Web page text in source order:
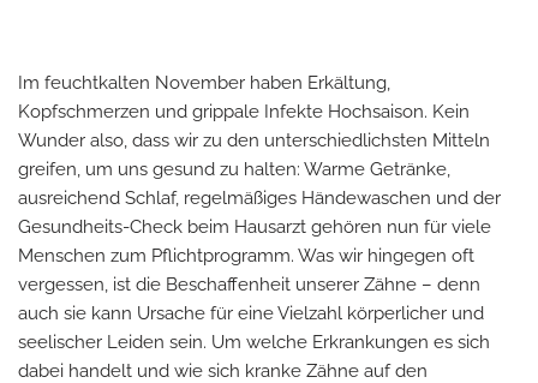
Im feuchtkalten November haben Erkältung,
Kopfschmerzen und grippale Infekte Hochsaison. Kein
Wunder also, dass wir zu den unterschiedlichsten Mitteln
greifen, um uns gesund zu halten: Warme Getränke,
ausreichend Schlaf, regelmäßiges Händewaschen und der
Gesundheits-Check beim Hausarzt gehören nun für viele
Menschen zum Pflichtprogramm. Was wir hingegen oft
vergessen, ist die Beschaffenheit unserer Zähne – denn
auch sie kann Ursache für eine Vielzahl körperlicher und
seelischer Leiden sein. Um welche Erkrankungen es sich
dabei handelt und wie sich kranke Zähne auf den